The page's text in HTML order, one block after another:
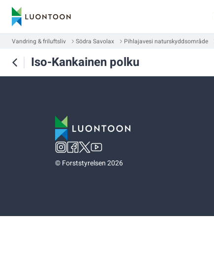
Vandring & friluftsliv Södra Savolax Pihlajavesi naturskyddsområde
Iso-Kankainen polku
©Forststyrelsen 2026